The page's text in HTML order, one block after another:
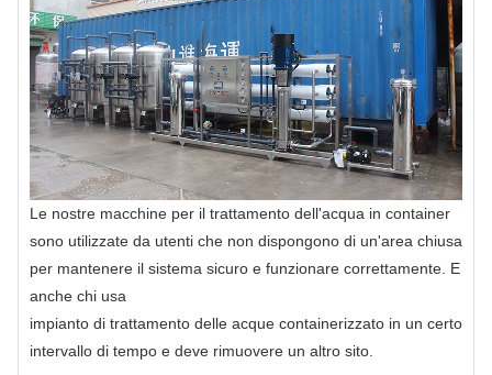
Le nostre macchine per il trattamento dell'acqua in container
sono utilizzate da utenti che non dispongono di un'area chiusa
per mantenere il sistema sicuro e funzionare correttamente. E
anche chi usa
impianto di trattamento delle acque containerizzato in un certo
intervallo di tempo e deve rimuovere un altro sito.